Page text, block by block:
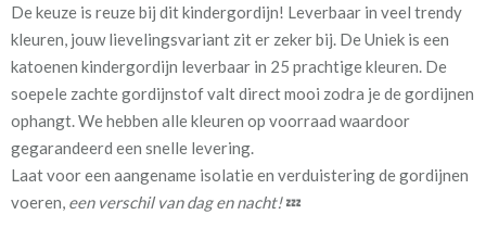
Artikelnummer Be_Uniek Zwart
Stofbreedte: 140 cm
Meestal eerder, maar houd
rekening met
circa 1-2 weken
Materiaal: Katoen
De keuze is reuze bij dit kindergordijn! Leverbaar in veel trendy
kleuren, jouw lievelingsvariant zit er zeker bij. De Uniek is een
katoenen kindergordijn leverbaar in 25 prachtige kleuren. De
soepele zachte gordijnstof valt direct mooi zodra je de gordijnen
ophangt. We hebben alle kleuren op voorraad waardoor
gegarandeerd een snelle levering.
Laat voor een aangename isolatie en verduistering de gordijnen
voeren, een verschil van dag en nacht!💤